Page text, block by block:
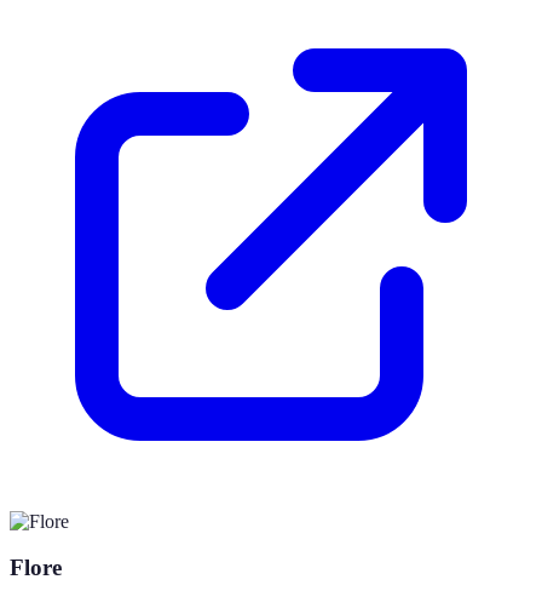
Flore